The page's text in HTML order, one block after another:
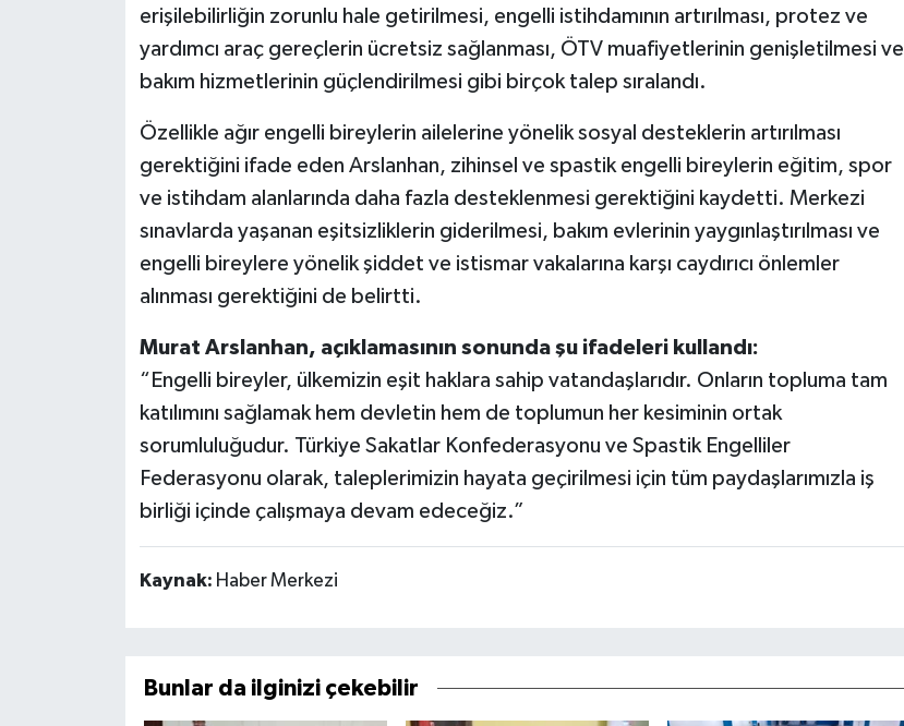
erişilebilirliğin zorunlu hale getirilmesi, engelli istihdamının artırılması, protez ve
yardımcı araç gereçlerin ücretsiz sağlanması, ÖTV muafiyetlerinin genişletilmesi ve
bakım hizmetlerinin güçlendirilmesi gibi birçok talep sıralandı.
Özellikle ağır engelli bireylerin ailelerine yönelik sosyal desteklerin artırılması
gerektiğini ifade eden Arslanhan, zihinsel ve spastik engelli bireylerin eğitim, spor
ve istihdam alanlarında daha fazla desteklenmesi gerektiğini kaydetti. Merkezi
sınavlarda yaşanan eşitsizliklerin giderilmesi, bakım evlerinin yaygınlaştırılması ve
engelli bireylere yönelik şiddet ve istismar vakalarına karşı caydırıcı önlemler
alınması gerektiğini de belirtti.
Murat Arslanhan, açıklamasının sonunda şu ifadeleri kullandı:
“Engelli bireyler, ülkemizin eşit haklara sahip vatandaşlarıdır. Onların topluma tam
katılımını sağlamak hem devletin hem de toplumun her kesiminin ortak
sorumluluğudur. Türkiye Sakatlar Konfederasyonu ve Spastik Engelliler
Federasyonu olarak, taleplerimizin hayata geçirilmesi için tüm paydaşlarımızla iş
birliği içinde çalışmaya devam edeceğiz.”
Kaynak: Haber Merkezi
Bunlar da ilginizi çekebilir